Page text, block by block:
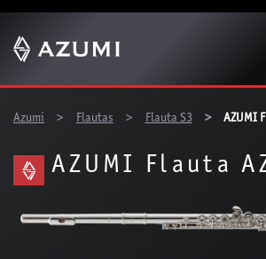
Azumi
Flautas Flauta S3 AZUMI
AZUMI Flauta